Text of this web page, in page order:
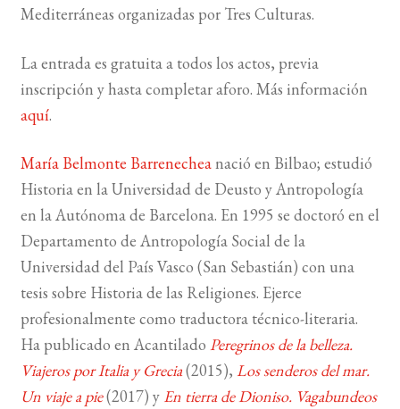
Mediterráneas organizadas por Tres Culturas.
La entrada es gratuita a todos los actos, previa
inscripción y hasta completar aforo. Más información
aquí.
María Belmonte Barrenecheanació en Bilbao; estudió
Historia en la Universidad de Deusto y Antropología
en la Autónoma de Barcelona. En 1995 se doctoró en el
Departamento de Antropología Social de la
Universidad del País Vasco (San Sebastián) con una
tesis sobre Historia de las Religiones. Ejerce
profesionalmente como traductora técnico-literaria.
Ha publicado en Acantilado Peregrinos de la belleza.
Viajeros por Italia y Grecia(2015), Los senderos del mar.
Un viaje a pie(2017) y En tierra de Dioniso. Vagabundeos